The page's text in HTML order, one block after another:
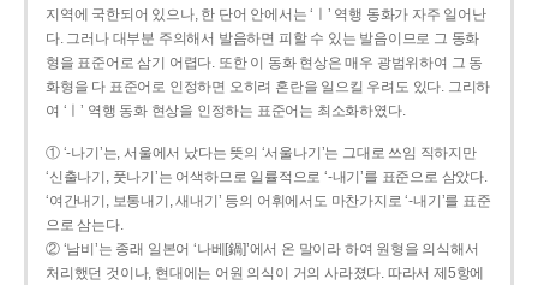
지역에 국한되어 있으나, 한 단어 안에서는 ‘ㅣ’ 역행 동화가 자주 일어난
다. 그러나 대부분 주의해서 발음하면 피할 수 있는 발음이므로 그 동화
형을 표준어로 삼기 어렵다. 또한 이 동화 현상은 매우 광범위하여 그 동
화형을 다 표준어로 인정하면 오히려 혼란을 일으킬 우려도 있다. 그리하
여 ‘ㅣ’ 역행 동화 현상을 인정하는 표준어는 최소화하였다.
① ‘-나기’는, 서울에서 났다는 뜻의 ‘서울나기’는 그대로 쓰임 직하지만
‘신출나기, 풋나기’는 어색하므로 일률적으로 ‘-내기’를 표준으로 삼았다.
‘여간내기, 보통내기, 새내기’ 등의 어휘에서도 마찬가지로 ‘-내기’를 표준
으로 삼는다.
② ‘남비’는 종래 일본어 ‘나베[鍋]’에서 온 말이라 하여 원형을 의식해서
처리했던 것이나, 현대에는 어원 의식이 거의 사라졌다. 따라서 제5항에